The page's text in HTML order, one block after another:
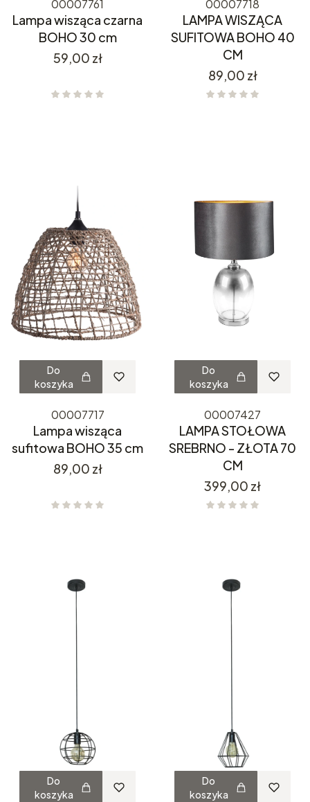
00007761
Lampa wisząca czarna
BOHO 30 cm
Cena
59,00 zł
00007718
LAMPA WISZĄCA
SUFITOWA BOHO 40
CM
Cena
89,00 zł
Do
koszyka
00007717
Lampa wisząca
sufitowa BOHO 35 cm
Cena
89,00 zł
Do
koszyka
00007427
LAMPA STOŁOWA
SREBRNO - ZŁOTA 70
CM
Cena
399,00 zł
Do
koszyka
Do
koszyka